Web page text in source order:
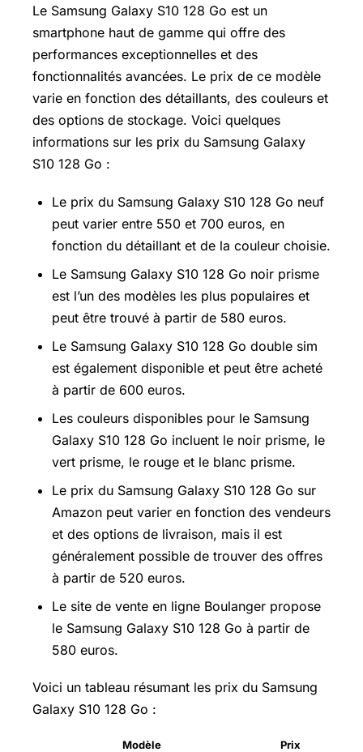
Le Samsung Galaxy S10 128 Go est un
smartphone haut de gamme qui offre des
performances exceptionnelles et des
fonctionnalités avancées. Le prix de ce modèle
varie en fonction des détaillants, des couleurs et
des options de stockage. Voici quelques
informations sur les prix du Samsung Galaxy
S10 128 Go :
Le prix du Samsung Galaxy S10 128 Go neuf
peut varier entre 550 et 700 euros, en
fonction du détaillant et de la couleur choisie.
Le Samsung Galaxy S10 128 Go noir prisme
est l’un des modèles les plus populaires et
peut être trouvé à partir de 580 euros.
Le Samsung Galaxy S10 128 Go double sim
est également disponible et peut être acheté
à partir de 600 euros.
Les couleurs disponibles pour le Samsung
Galaxy S10 128 Go incluent le noir prisme, le
vert prisme, le rouge et le blanc prisme.
Le prix du Samsung Galaxy S10 128 Go sur
Amazon peut varier en fonction des vendeurs
et des options de livraison, mais il est
généralement possible de trouver des offres
à partir de 520 euros.
Le site de vente en ligne Boulanger propose
le Samsung Galaxy S10 128 Go à partir de
580 euros.
Voici un tableau résumant les prix du Samsung
Galaxy S10 128 Go :
Modèle
Prix